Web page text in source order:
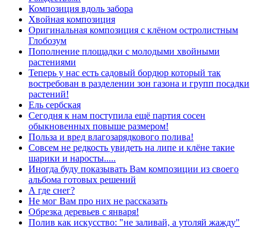
Композиция вдоль забора
Хвойная композиция
Оригинальная композиция с клёном остролистным
Глобозум
Пополнение площадки с молодыми хвойными
растениями
Теперь у нас есть садовый бордюр который так
востребован в разделении зон газона и групп посадки
растений!
Ель сербская
Сегодня к нам поступила ещё партия сосен
обыкновенных повыше размером!
Польза и вред влагозарядкового полива!
Совсем не редкость увидеть на липе и клёне такие
шарики и наросты.....
Иногда буду показывать Вам композиции из своего
альбома готовых решений
А где снег?
Не мог Вам про них не рассказать
Обрезка деревьев с января!
Полив как искусство: "не заливай, а утоляй жажду"